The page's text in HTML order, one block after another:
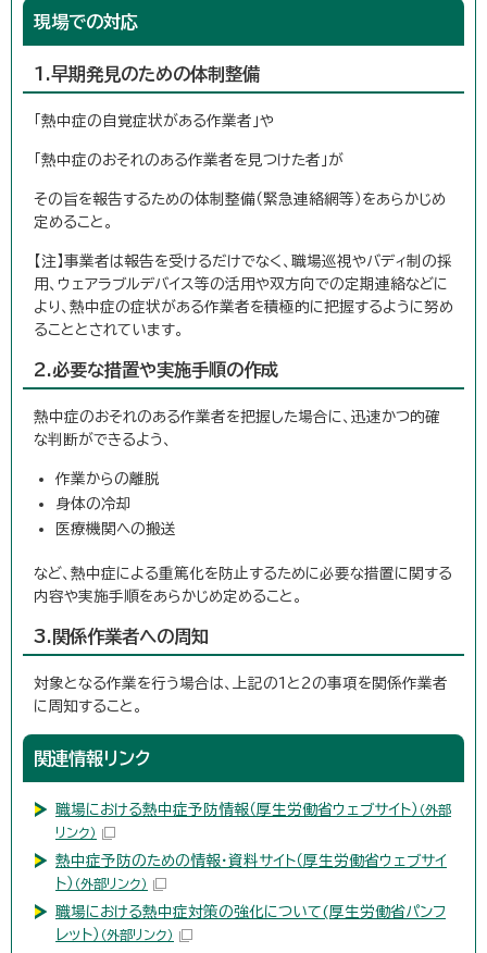
現場での対応
1.早期発見のための体制整備
「熱中症の自覚症状がある作業者」や
「熱中症のおそれのある作業者を見つけた者」が
その旨を報告するための体制整備（緊急連絡網等）をあらかじめ
定めること。
【注】事業者は報告を受けるだけでなく、職場巡視やバディ制の採
用、ウェアラブルデバイス等の活用や双方向での定期連絡などに
より、熱中症の症状がある作業者を積極的に把握するように努め
ることとされています。
2.必要な措置や実施手順の作成
熱中症のおそれのある作業者を把握した場合に、迅速かつ的確
な判断ができるよう、
作業からの離脱
身体の冷却
医療機関への搬送
など、熱中症による重篤化を防止するために必要な措置に関する
内容や実施手順をあらかじめ定めること。
3.関係作業者への周知
対象となる作業を行う場合は、上記の1と2の事項を関係作業者
に周知すること。
関連情報リンク
職場における熱中症予防情報（厚生労働省ウェブサイト） （外部
リンク）
熱中症予防のための情報・資料サイト（厚生労働省ウェブサイ
ト） （外部リンク）
職場における熱中症対策の強化について(厚生労働省パンフ
レット） （外部リンク）